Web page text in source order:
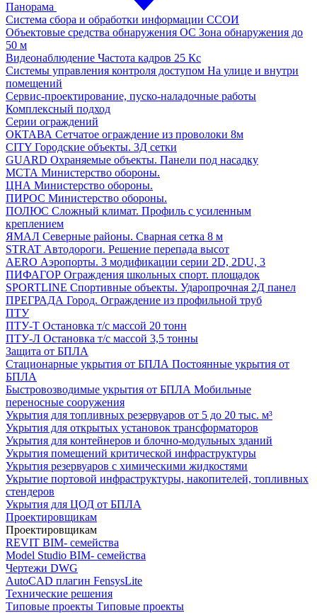
Панорама
Система сбора и обработки информации ССОИ
Объектовые средства обнаружения ОС Зона обнаружения до
50 м
Видеонаблюдение Частота кадров 25 Кс
Системы управления контроля доступом На улице и внутри
помещений
Сервис-проектирование, пуско-наладочные работы
Комплексный подход
Серии ограждений
ОКТАВА Сетчатое ограждение из проволоки 8м
CITY Городские объекты. 3Д сетки
GUARD Охраняемые объекты. Панели под насадку
МСТА Министерство обороны.
ЦНА Министерство обороны.
ПИРОС Министерство обороны.
ПОЛЮС Сложный климат. Профиль с усиленным
креплением
ЯМАЛ Северные районы. Сварная сетка 8 м
STRAT Автодороги. Решение перепада высот
AERO Аэропорты. 3 модификации серии 2D, 2DU, 3
ПИФАГОР Ограждения школьных спорт. площадок
SPORTLINE Спортивные объекты. Ударопрочная 2Д панел
ПРЕГРАДА Город. Ограждение из профильной труб
ПТУ
ПТУ-Т Остановка т/c массой 20 тонн
ПТУ-Л Остановка т/c массой 3,5 тонны
Защита от БПЛА
Стационарные укрытия от БПЛА Постоянные укрытия от
БПЛА
Быстровозводимые укрытия от БПЛА Мобильные
переносные сооружения
Укрытия для топливных резервуаров от 5 до 20 тыс. м³
Укрытия для открытых установок трансформаторов
Укрытия для контейнеров и блочно-модульных зданий
Укрытия помещений критической инфраструктуры
Укрытия резервуаров с химическими жидкостями
Укрытие портовой инфраструктуры, накопителей, топливных
стендеров
Укрытия для ЦОД от БПЛА
Проектировщикам
Проектировщикам
REVIT BIM- семейства
Model Studio BIM- семейства
Чертежи DWG
AutoCAD плагин FensysLite
Технические решения
Типовые проекты Типовые проекты